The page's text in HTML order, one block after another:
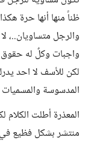
ظناً منها أنها حرة
والرجل متساويان..،
واجبات وكلٌ له حقوق
لكن للأسف لا احد
المدسوسة والمسميات
المعذرة أطلت
منتشر بشكل فظيع